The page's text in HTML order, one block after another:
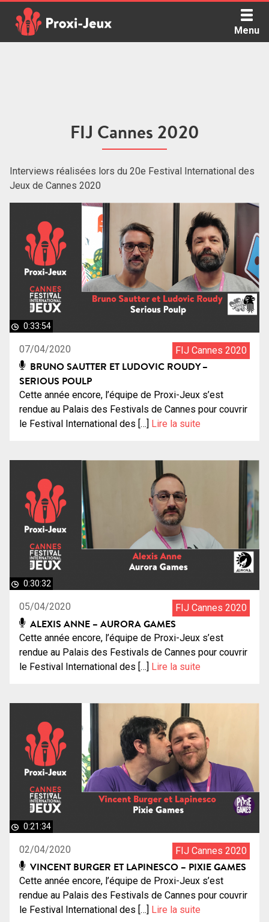
content
Menu
FIJ Cannes 2020
Interviews réalisées lors du 20e Festival International des
Jeux de Cannes 2020
0:33:54
07/04/2020 FIJ Cannes 2020
BRUNO SAUTTER ET LUDOVIC ROUDY –
SERIOUS POULP
Cette année encore, l’équipe de Proxi-Jeux s’est
rendue au Palais des Festivals de Cannes pour couvrir
le Festival International des […] Lire la suite
0:30:32
05/04/2020 FIJ Cannes 2020
ALEXIS ANNE – AURORA GAMES
Cette année encore, l’équipe de Proxi-Jeux s’est
rendue au Palais des Festivals de Cannes pour couvrir
le Festival International des […]
Lire la suite
0:21:34
02/04/2020 FIJ Cannes 2020
VINCENT BURGER ET LAPINESCO – PIXIE GAMES
Cette année encore, l’équipe de Proxi-Jeux s’est
rendue au Palais des Festivals de Cannes pour couvrir
le Festival International des […]
Lire la suite